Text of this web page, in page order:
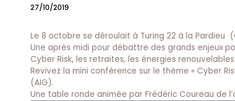
27/10/2019
Le 8 octobre se déroulait à Turing 22 à la Pardieu
Une après midi pour débattre des grands enjeux
Cyber Risk, les retraites, les énergies
Revivez la mini conférence sur le thème « Cyber
(AIG).
Une table ronde animée par Frédéric Coureau de